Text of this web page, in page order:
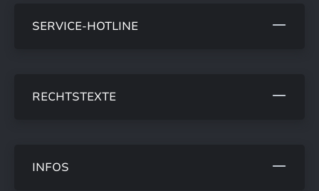
SERVICE-HOTLINE
RECHTSTEXTE
INFOS